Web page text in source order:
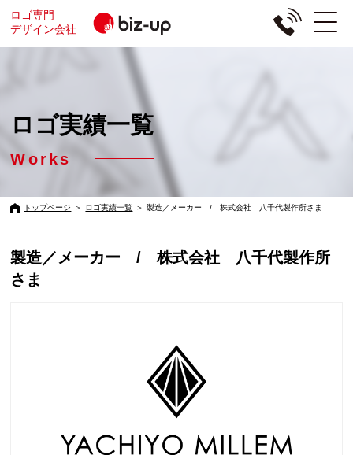
ロゴ専門
デザイン会社
ロゴ実績一覧
Works
トップページ ＞ ロゴ実績一覧 ＞ 製造／メーカー / 株式会社 八千代製作所さま
製造／メーカー / 株式会社 八千代製作所
さま